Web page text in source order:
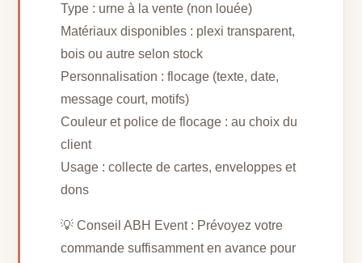
Type : urne à la vente (non louée)
Matériaux disponibles : plexi transparent,
bois ou autre selon stock
Personnalisation : flocage (texte, date,
message court, motifs)
Couleur et police de flocage : au choix du
client
Usage : collecte de cartes, enveloppes et
dons
💡 Conseil ABH Event : Prévoyez votre
commande suffisamment en avance pour